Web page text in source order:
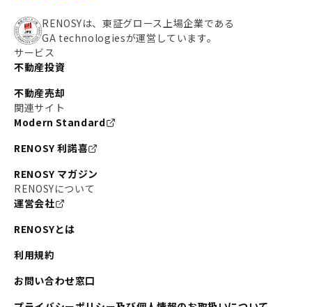
RENOSYは、東証グロース上場企業である
GA technologiesが運営しています。
サービス
不動産投資
不動産売却
関連サイト
Modern Standard
RENOSY 利諾喜
RENOSY マガジン
RENOSYについて
運営会社
RENOSYとは
利用規約
お問い合わせ窓口